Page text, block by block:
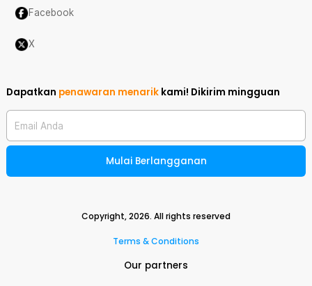
Facebook
X
Dapatkan penawaran menarik kami! Dikirim mingguan
Email Anda
Mulai Berlangganan
Copyright,2026. All rights reserved
Terms & Conditions
Our partners